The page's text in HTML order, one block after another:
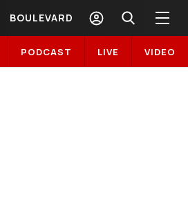
BOULEVARD
PODCAST LIVE VIDEO